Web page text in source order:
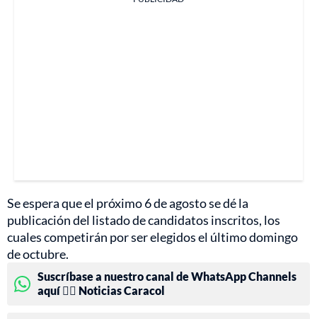
Se espera que el próximo 6 de agosto se dé la
publicación del listado de candidatos inscritos, los
cuales competirán por ser elegidos el último domingo
de octubre.
Suscríbase a nuestro canal de WhatsApp Channels
aquí 👉🏻 Noticias Caracol